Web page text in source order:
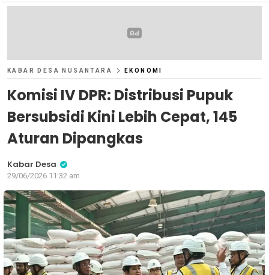
KABAR DESA NUSANTARA EKONOMI
Komisi IV DPR: Distribusi Pupuk
Bersubsidi Kini Lebih Cepat, 145
Aturan Dipangkas
Kabar Desa
29/06/2026 11:32 am